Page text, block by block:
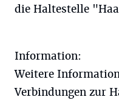
die Haltestelle
Information:
Weitere
Verbindungen zur